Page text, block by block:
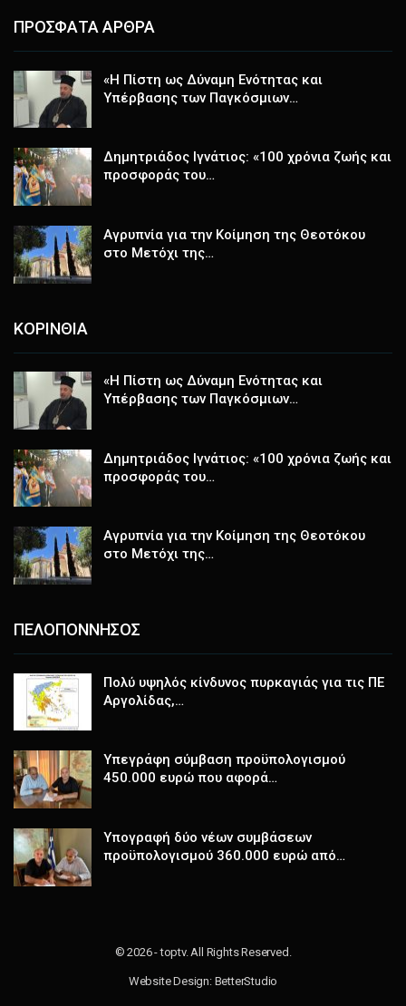
ΠΡΟΣΦΑΤΑ ΑΡΘΡΑ
«Η Πίστη ως Δύναμη Ενότητας και
Υπέρβασης των Παγκόσμιων…
Δημητριάδος Ιγνάτιος: «100 χρόνια ζωής και
προσφοράς του…
Αγρυπνία για την Κοίμηση της Θεοτόκου
στο Μετόχι της…
ΚΟΡΙΝΘΙΑ
«Η Πίστη ως Δύναμη Ενότητας και
Υπέρβασης των Παγκόσμιων…
Δημητριάδος Ιγνάτιος: «100 χρόνια ζωής και
προσφοράς του…
Αγρυπνία για την Κοίμηση της Θεοτόκου
στο Μετόχι της…
ΠΕΛΟΠΟΝΝΗΣΟΣ
Πολύ υψηλός κίνδυνος πυρκαγιάς για τις ΠΕ
Αργολίδας,…
Υπεγράφη σύμβαση προϋπολογισμού
450.000 ευρώ που αφορά…
Υπογραφή δύο νέων συμβάσεων
προϋπολογισμού 360.000 ευρώ από…
© 2026 - toptv. All Rights Reserved.
Website Design: BetterStudio